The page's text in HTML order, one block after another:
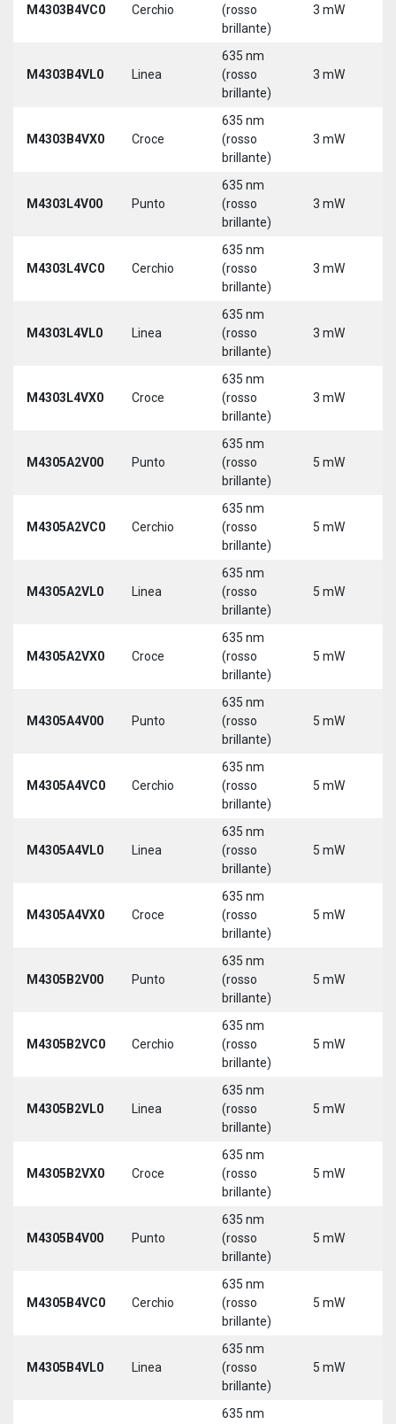
M4303B4VC0 Cerchio
(rosso
brillante)
3 mW
M4303B4VL0 Linea
635 nm
(rosso
brillante)
3 mW
M4303B4VX0 Croce
635 nm
(rosso
brillante)
3 mW
M4303L4V00 Punto
635 nm
(rosso
brillante)
3 mW
M4303L4VC0 Cerchio
635 nm
(rosso
brillante)
3 mW
M4303L4VL0 Linea
635 nm
(rosso
brillante)
3 mW
M4303L4VX0 Croce
635 nm
(rosso
brillante)
3 mW
M4305A2V00 Punto
635 nm
(rosso
brillante)
5 mW
M4305A2VC0 Cerchio
635 nm
(rosso
brillante)
5 mW
M4305A2VL0 Linea
635 nm
(rosso
brillante)
5 mW
M4305A2VX0 Croce
635 nm
(rosso
brillante)
5 mW
M4305A4V00 Punto
635 nm
(rosso
brillante)
5 mW
M4305A4VC0 Cerchio
635 nm
(rosso
brillante)
5 mW
M4305A4VL0 Linea
635 nm
(rosso
brillante)
5 mW
M4305A4VX0 Croce
635 nm
(rosso
brillante)
5 mW
M4305B2V00 Punto
635 nm
(rosso
brillante)
5 mW
M4305B2VC0 Cerchio
635 nm
(rosso
brillante)
5 mW
M4305B2VL0 Linea
635 nm
(rosso
brillante)
5 mW
M4305B2VX0 Croce
635 nm
(rosso
brillante)
5 mW
M4305B4V00 Punto
635 nm
(rosso
brillante)
5 mW
M4305B4VC0 Cerchio
635 nm
(rosso
brillante)
5 mW
M4305B4VL0 Linea
635 nm
(rosso
brillante)
5 mW
635 nm